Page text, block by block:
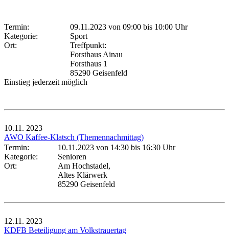
Termin: 09.11.2023 von 09:00 bis 10:00 Uhr
Kategorie:
Sport
Ort:
Treffpunkt:
Forsthaus Ainau
Forsthaus 1
85290 Geisenfeld
Einstieg jederzeit möglich
10.11. 2023
AWO Kaffee-Klatsch (Themennachmittag)
Termin:
10.11.2023 von 14:30 bis 16:30 Uhr
Kategorie:
Senioren
Ort:
Am Hochstadel,
Altes Klärwerk
85290 Geisenfeld
12.11. 2023
KDFB Beteiligung am Volkstrauertag